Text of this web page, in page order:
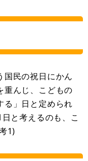
国民の祝日にかん
重んじ、こどもの
る」日と定められ
と考えるのも、こ
1)